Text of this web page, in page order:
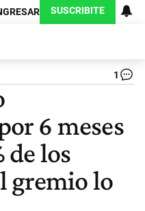
SUSCRIBITE
1
6 meses
de los
gremio lo